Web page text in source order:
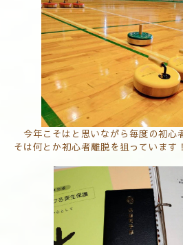
今年こそはと思いながら毎度の初心
そは何とか初心者離脱を狙っています